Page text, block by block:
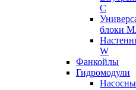
C
блоки
W
Фанкойлы
Гидромодули